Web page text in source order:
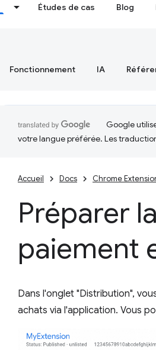
Études de cas Blog
Fonctionnement IA
Google
votre langue préférée. Les
Accueil Docs Chrome
Préparer
paiement
Dans l'onglet "Distribution",
achats via l'application. Vous